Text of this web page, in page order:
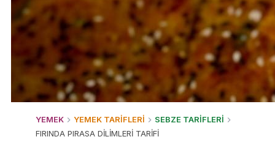
YEMEK YEMEK TARİFLERİ
SEBZE TARİFLERİ
FIRINDA PIRASA DİLİMLERİ TARİFİ